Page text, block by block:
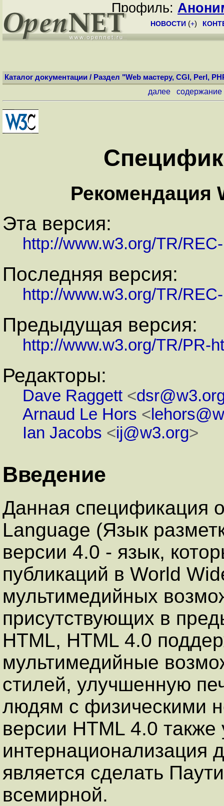
Профиль:
НОВОСТИ (+)
Каталог документации / Раздел "Web мастеру, CGI, Perl,
далее содержание
Рекомендация
Эта версия:
http://www.w3.org/TR/
Последняя версия:
http://www.w3.org/TR/
Предыдущая версия:
http://www.w3.org/TR/PR-
Редакторы:
Dave Raggett <
Arnaud Le Hors <
Ian Jacobs <ij@w3.org>
Введение
Данная спецификация
Language (Язык
версии 4.0 - язык,
публикаций в World
мультимедийных
присутствующих в
HTML, HTML 4.0
мультимедийные
стилей, улучшенную
людям с физическими
версии HTML 4.0
интернационализация
является сделать
всемирной.